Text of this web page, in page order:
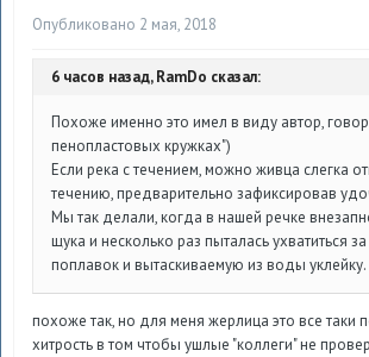
Опубликовано 2 мая, 2018
6 часов назад, RamDo сказал:
Похоже именно это имел в виду автор,
пенопластовых кружках")
Если река с течением, можно живца слегка
течению, предварительно зафиксировав
Мы так делали, когда в нашей речке
щука и несколько раз пыталась ухватиться
поплавок и вытаскиваемую из воды уклейку.
похоже так, но для меня жерлица это все таки
хитрость в том чтобы ушлые "коллеги" не